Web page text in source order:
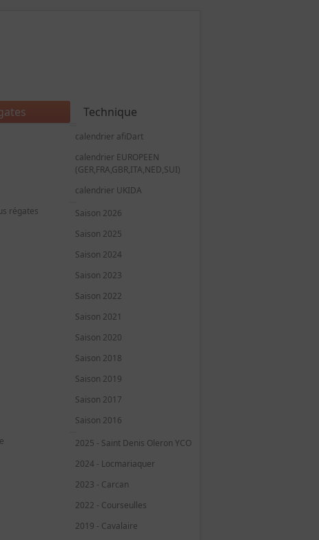
calendrier afiDart
calendrier EUROPEEN
(GER,FRA,GBR,ITA,NED,SUI)
calendrier UKIDA
régates
Saison 2026
Saison 2025
Saison 2024
Saison 2023
Saison 2022
Saison 2021
Saison 2020
Saison 2018
Saison 2019
Saison 2017
Saison 2016
2025 - Saint Denis Oleron YCO
2024 - Locmariaquer
2023 - Carcan
2022 - Courseulles
2019 - Cavalaire
Technique